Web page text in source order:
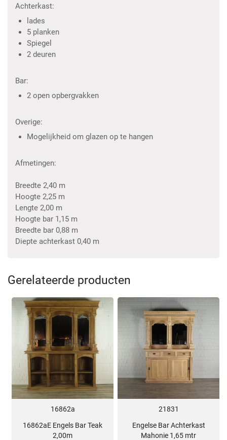
Achterkast:
lades
5 planken
Spiegel
2 deuren
Bar:
2 open opbergvakken
Overige:
Mogelijkheid om glazen op te hangen
Afmetingen:
Breedte 2,40 m
Hoogte 2,25 m
Lengte 2,00 m
Hoogte bar 1,15 m
Breedte bar 0,88 m
Diepte achterkast 0,40 m
Gerelateerde producten
16862a
16862aE Engels Bar Teak
2,00m
21831
Engelse Bar Achterkast
Mahonie 1,65 mtr